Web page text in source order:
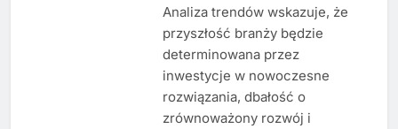
Analiza trendów wskazuje, że
przyszłość branży będzie
determinowana przez
inwestycje w nowoczesne
rozwiązania, dbałość o
zrównoważony rozwój i